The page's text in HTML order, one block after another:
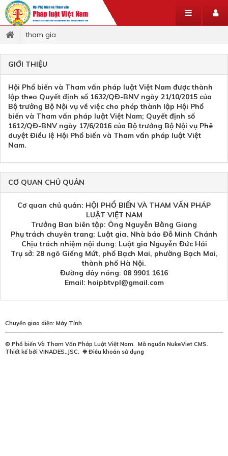
tham gia
GIỚI THIỆU
Hội Phổ biến và Tham vấn pháp luật Việt Nam được thành
lập theo Quyết định số 1632/QĐ-BNV ngày 21/10/2015 của
Bộ trưởng Bộ Nội vụ về việc cho phép thành lập Hội Phổ
biến và Tham vấn pháp luật Việt Nam; Quyết định số
1612/QĐ-BNV ngày 17/6/2016 của Bộ trưởng Bộ Nội vụ Phê
duyệt Điều lệ Hội Phổ biến và Tham vấn pháp luật Việt
Nam.
CƠ QUAN CHỦ QUẢN
Cơ quan chủ quản: HỘI PHỔ BIẾN VÀ THAM VẤN PHÁP
LUẬT VIỆT NAM
Trưởng Ban biên tập: Ông Nguyễn Bằng Giang
Phụ trách chuyên trang: Luật gia, Nhà báo Đỗ Minh Chánh
Chịu trách nhiệm nội dung: Luật gia Nguyễn Đức Hải
Trụ sở: 28 ngõ Giếng Mứt, phố Bạch Mai, phường Bạch Mai,
thành phố Hà Nội.
Đường dây nóng: 08 9901 1616
Email: hoipbtvpl@gmail.com
Chuyển giao diện: Máy Tính
© Phổ biến Và Tham Vấn Pháp Luật Việt Nam. Mã nguồn NukeViet CMS.
Thiết kế bởi VINADES.,JSC. ❉ Điều khoản sử dụng